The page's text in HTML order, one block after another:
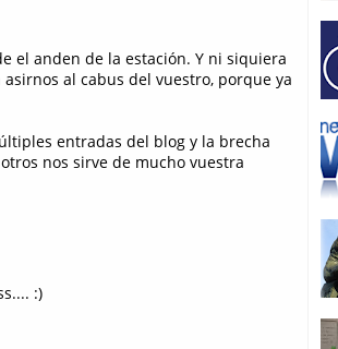
el anden de la estación. Y ni siquiera
al cabus del vuestro, porque ya
entradas del blog y la brecha
nos sirve de mucho vuestra
:)